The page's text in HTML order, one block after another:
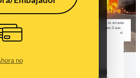
noeléctrico: es un
gas butano